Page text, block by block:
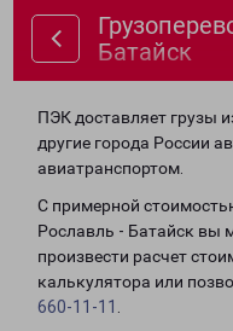
Батайск
ПЭК доставляет грузы
другие города России
авиатранспортом.
С примерной
Рославль - Батайск вы
произвести расчет
калькулятора или
660-11-11